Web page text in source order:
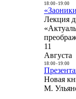
18:00- 19:00
Лекция
11
Августа
18:00- 19:00
Новая
М.